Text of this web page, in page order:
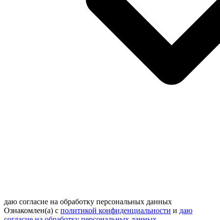
даю согласие на обработку персональных данных
Ознакомлен(а) с политикой конфиденциальности и даю